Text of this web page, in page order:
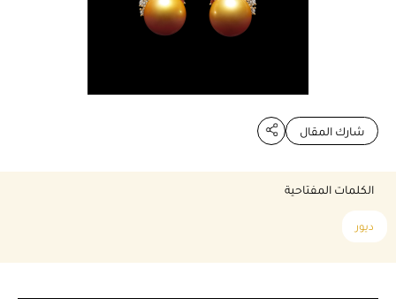
شارك المقال
الكلمات المفتاحية
ديور